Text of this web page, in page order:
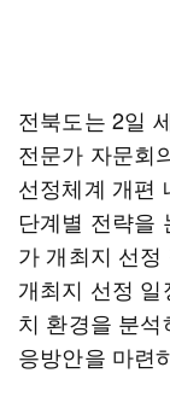
전북도는 2일
전문가 자문회
선정체계 개편
단계별 전략을
가 개최지 선
개최지 선정
치 환경을 분
응방안을 마련